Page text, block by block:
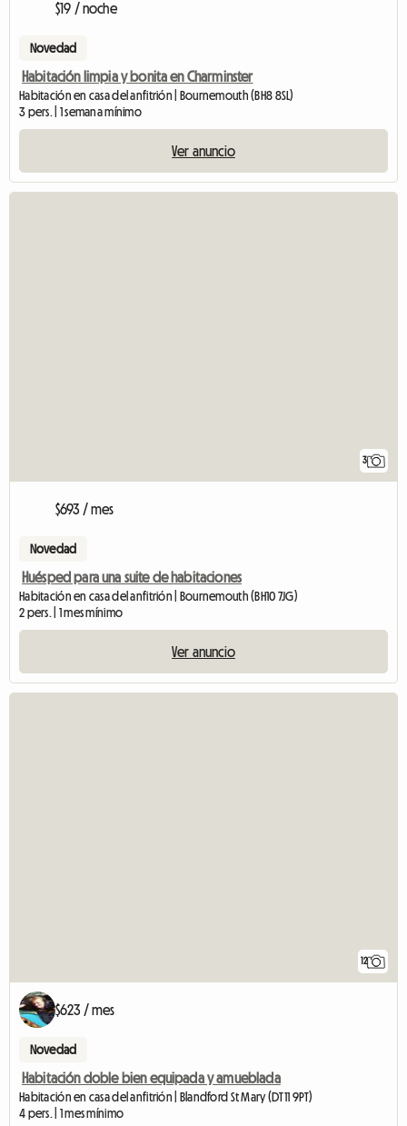
$19 / noche
Novedad
Habitación limpia y bonita en Charminster
Habitación en casa del anfitrión | Bournemouth (BH8 8SL)
3 pers. | 1 semana mínimo
Ver anuncio
3
$693 / mes
Novedad
Huésped para una suite de habitaciones
Habitación en casa del anfitrión | Bournemouth (BH10 7JG)
2 pers. | 1 mes mínimo
Ver anuncio
12
$623 / mes
Novedad
Habitación doble bien equipada y amueblada
Habitación en casa del anfitrión | Blandford St Mary (DT11 9PT)
4 pers. | 1 mes mínimo